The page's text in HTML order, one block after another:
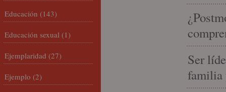
Ser
familia
Educación (143)
Educación sexual (1)
Ejemplaridad (27)
Ejemplo (2)